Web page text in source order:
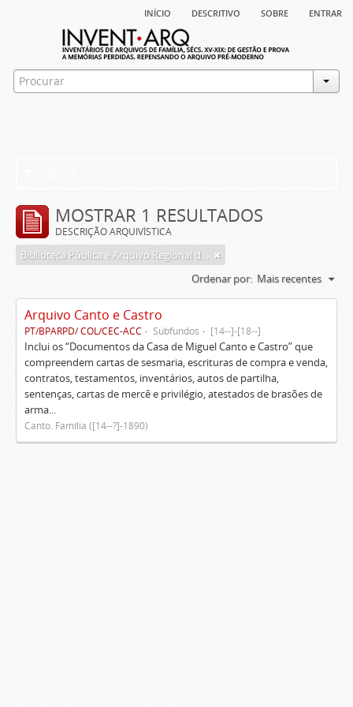
início descritivo sobre entrar
MOSTRAR 1 RESULTADOS
DESCRIÇÃO ARQUIVÍSTICA
Biblioteca Pública e Arquivo Regional de Ponta Delgada
Ordenar por: Mais recentes
Arquivo Canto e Castro
PT/BPARPD/ COL/CEC-ACC Subfundos [14--]-[18--]
Inclui os “Documentos da Casa de Miguel Canto e Castro” que
compreendem cartas de sesmaria, escrituras de compra e venda,
contratos, testamentos, inventários, autos de partilha,
sentenças, cartas de mercê e privilégio, atestados de brasões de
arma...
Canto. Família ([14--?]-1890)